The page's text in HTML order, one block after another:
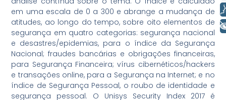
em uma escala de 0 a 300 e abrange a mudança de
atitudes, ao longo do tempo, sobre oito elementos de
segurança em quatro categorias: segurança nacional
e desastres/epidemias, para o índice da Segurança
Nacional; fraudes bancárias e obrigações financeiras,
para Segurança Financeira; vírus cibernéticos/hackers
e transações online, para a Segurança na Internet; e no
índice de Segurança Pessoal, o roubo de identidade e
segurança pessoal. O Unisys Security Index 2017 é
Voz
+ Acessibilidade